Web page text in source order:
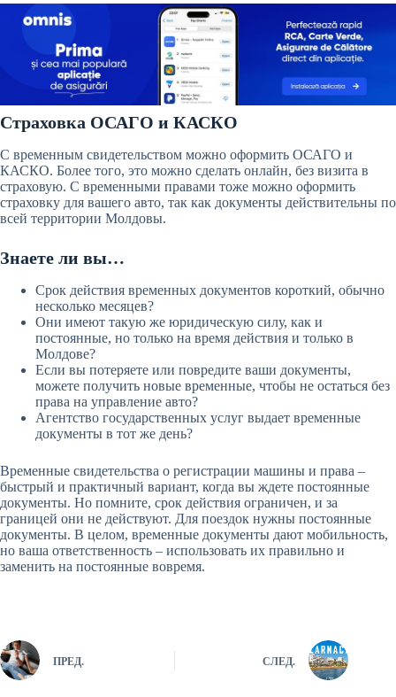
Страховка ОСАГО и КАСКО
С временным свидетельством можно оформить ОСАГО и
КАСКО. Более того, это можно сделать онлайн, без визита в
страховую. С временными правами тоже можно оформить
страховку для вашего авто, так как документы действительны по
всей территории Молдовы.
Знаете ли вы…
Срок действия временных документов короткий, обычно
несколько месяцев?
Они имеют такую же юридическую силу, как и
постоянные, но только на время действия и только в
Молдове?
Если вы потеряете или повредите ваши документы,
можете получить новые временные, чтобы не остаться без
права на управление авто?
Агентство государственных услуг выдает временные
документы в тот же день?
Временные свидетельства о регистрации машины и права –
быстрый и практичный вариант, когда вы ждете постоянные
документы. Но помните, срок действия ограничен, и за
границей они не действуют. Для поездок нужны постоянные
документы. В целом, временные документы дают мобильность,
но ваша ответственность – использовать их правильно и
заменить на постоянные вовремя.
ПРЕД. СЛЕД.